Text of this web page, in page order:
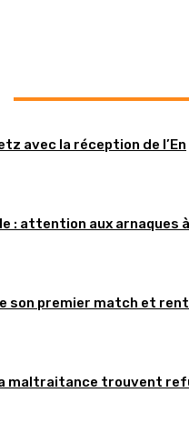
avec la réception de l’En
: attention aux arnaques à
son premier match et
maltraitance trouvent